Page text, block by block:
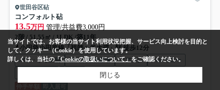
世田谷区砧
コンフォルト砧
13.5万円 管理/共益費3,000円
2階 / 51.55㎡ / 1LDK /築11年
小田急小田原線「祖師ヶ谷大蔵」駅 徒歩12分
バス・トイレ別 室内洗濯機置場 エアコン
バルコニー
即入居可
当サイトでは、お客様の当サイト利用状況把握、サービス向上検討を目的と
して、クッキー（Cookie）を使用しています。
詳しくは、当社の「Cookieの取扱いについて」をご確認ください。
閉じる